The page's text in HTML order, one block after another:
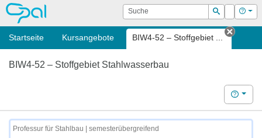
OPAL Suche
Suchen
Login Hilfe
Startseite Kursangebote BIW4-52 – Stoffgebiet ...
Tab
BIW4-52 – Stoffgebiet Stahlwasserbau
Hilfe
Professur für Stahlbau | semesterübergreifend